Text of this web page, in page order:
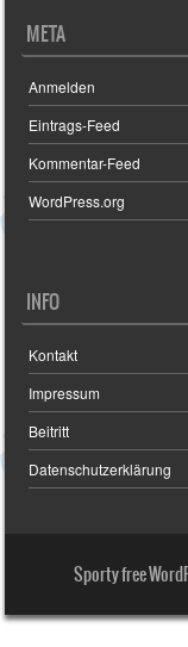
META
Anmelden
Eintrags-Feed
Kommentar-Feed
WordPress.org
INFO
Kontakt
Impressum
Beitritt
Datenschutzerklärung
Sporty free